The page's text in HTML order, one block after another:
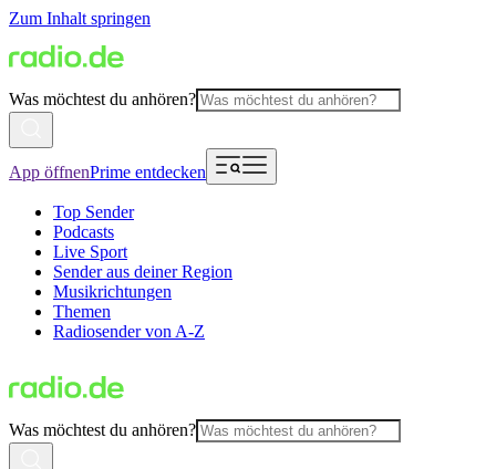
Zum Inhalt springen
Was möchtest du anhören?
App öffnenPrime entdecken
Top Sender
Podcasts
Live Sport
Sender aus deiner Region
Musikrichtungen
Themen
Radiosender von A-Z
Was möchtest du anhören?